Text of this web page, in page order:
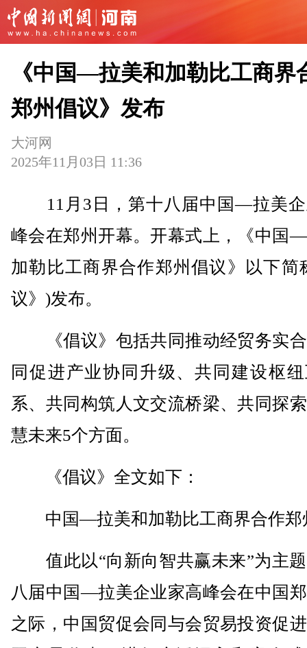
《中国—拉美和加勒比工商界
郑州倡议》发布
大河网
2025年11月03日 11:36
11月3日，第十八届中国—拉美企
峰会在郑州开幕。开幕式上，《中国
加勒比工商界合作郑州倡议》以下简
议》)发布。
《倡议》包括共同推动经贸务实
同促进产业协同升级、共同建设枢
系、共同构筑人文交流桥梁、共同探
慧未来5个方面。
《倡议》全文如下：
中国—拉美和加勒比工商界合作郑
值此以“向新向智共赢未来”为主
八届中国—拉美企业家高峰会在中国
之际，中国贸促会同与会贸易投资促